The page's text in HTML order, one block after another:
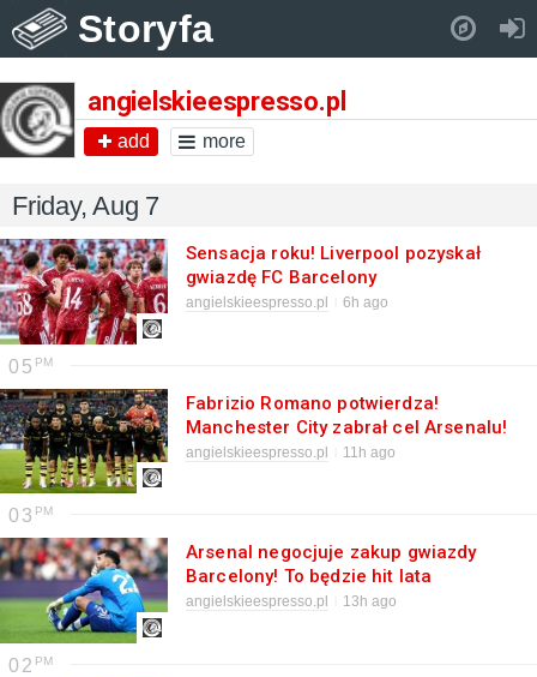
Storyfa
angielskieespresso.pl
add more
Friday, Aug 7
Sensacja roku! Liverpool pozyskał
gwiazdę FC Barcelony
angielskieespresso.pl 6h ago
05
Fabrizio Romano potwierdza!
Manchester City zabrał cel Arsenalu!
angielskieespresso.pl 11h ago
03
Arsenal negocjuje zakup gwiazdy
Barcelony! To będzie hit lata
angielskieespresso.pl 13h ago
02
Pull down to refresh..